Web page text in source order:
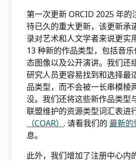
第一次更新 ORCID 2025 年的
待已久的重大更新，该更新承
录对艺术和人文学者来说更实
13 种新的作品类型，包括音
态图像以及公开演讲。我们还
研究人员更容易找到和选择最
品类型，而不会被一长串模棱
没。我们还将这些新作品类型
联盟维护的资源类型词汇表进
（COAR）. 请看我们的最新的
息。
此外，我们增加了注册中心内